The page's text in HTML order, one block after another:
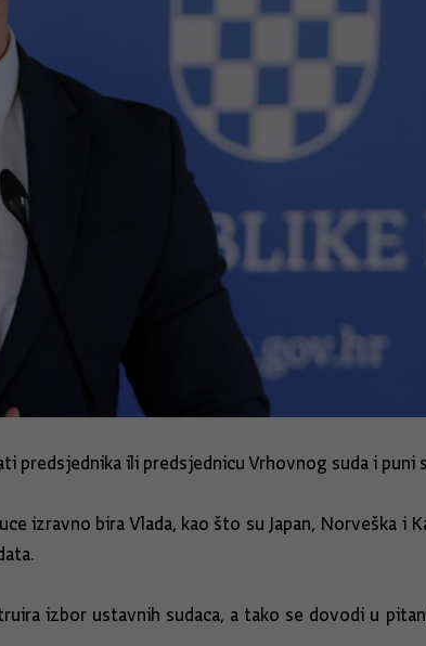
ili predsjednicu Vrhovnog suda i puni
izravno bira Vlada, kao što su Japan, Norveška i
izbor ustavnih sudaca, a tako se dovodi u